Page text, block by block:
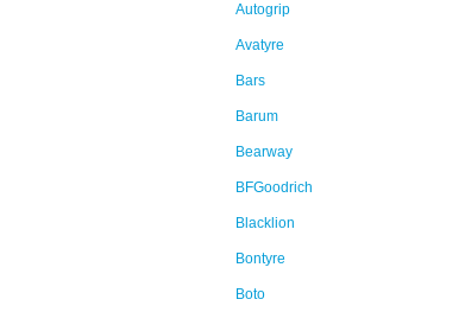
Autogrip
Avatyre
Bars
Barum
Bearway
BFGoodrich
Blacklion
Bontyre
Boto